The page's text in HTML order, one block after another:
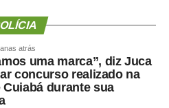
LinkedIn
Share
atrás
uma marca”, diz Juca
concurso realizado na
Cuiabá durante sua